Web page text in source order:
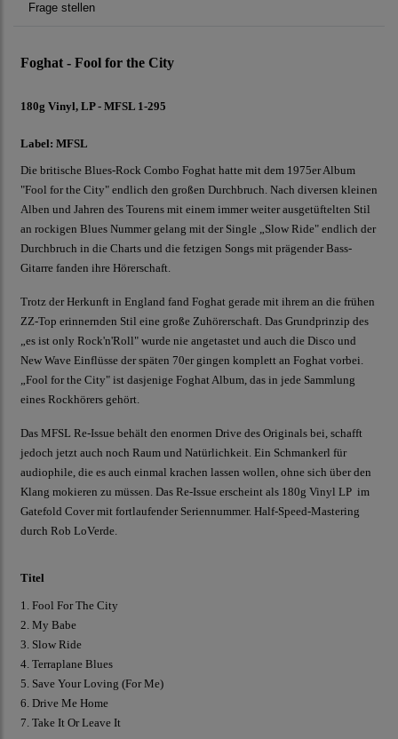
Frage stellen
Foghat - Fool for the City
180g Vinyl, LP - MFSL 1-295
Label: MFSL
Die britische Blues-Rock Combo Foghat hatte mit dem 1975er Album
"Fool for the City" endlich den großen Durchbruch. Nach diversen kleinen
Alben und Jahren des Tourens mit einem immer weiter ausgetüftelten Stil
an rockigen Blues Nummer gelang mit der Single „Slow Ride" endlich der
Durchbruch in die Charts und die fetzigen Songs mit prägender Bass-
Gitarre fanden ihre Hörerschaft.
Trotz der Herkunft in England fand Foghat gerade mit ihrem an die frühen
ZZ-Top erinnernden Stil eine große Zuhörerschaft. Das Grundprinzip des
„es ist only Rock'n'Roll" wurde nie angetastet und auch die Disco und
New Wave Einflüsse der späten 70er gingen komplett an Foghat vorbei.
„Fool for the City" ist dasjenige Foghat Album, das in jede Sammlung
eines Rockhörers gehört.
Das MFSL Re-Issue behält den enormen Drive des Originals bei, schafft
jedoch jetzt auch noch Raum und Natürlichkeit. Ein Schmankerl für
audiophile, die es auch einmal krachen lassen wollen, ohne sich über den
Klang mokieren zu müssen. Das Re-Issue erscheint als 180g Vinyl LP im
Gatefold Cover mit fortlaufender Seriennummer. Half-Speed-Mastering
durch Rob LoVerde.
Titel
1. Fool For The City
2. My Babe
3. Slow Ride
4. Terraplane Blues
5. Save Your Loving (For Me)
6. Drive Me Home
7. Take It Or Leave It